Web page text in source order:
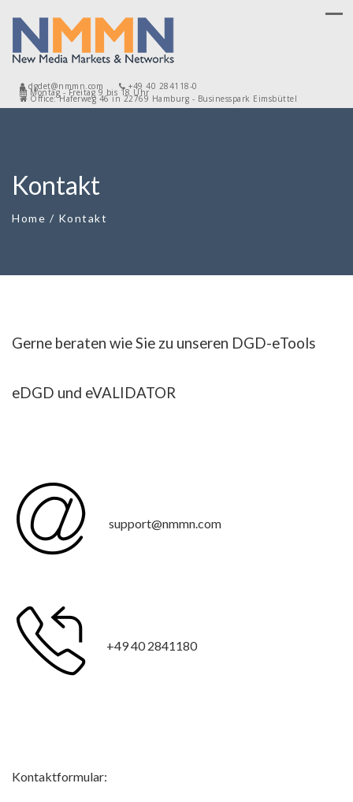
dgdet@nmmn.com +49 40 284118-0
Montag - Freitag 9 bis 18 Uhr
Office: Haferweg 46 in 22769 Hamburg - Businesspark Eimsbüttel
Kontakt
Home / Kontakt
Gerne beraten wie Sie zu unseren DGD-eTools
eDGD und eVALIDATOR
support@nmmn.com
+49 40 2841180
Kontaktformular: